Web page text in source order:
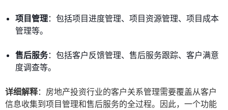
项目管理：包括项目进度管理、项目资源管理、项目成本
管理等。
售后服务：包括客户反馈管理、售后服务跟踪、客户满意
度调查等。
详细解释：房地产投资行业的客户关系管理需要覆盖从客户
信息收集到项目管理和售后服务的全过程。因此，一个功能